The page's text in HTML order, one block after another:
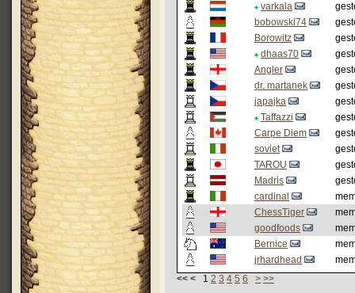
varkala
bobowski74
Borowitz
dhaas70
Angler
dr. martanek
japajka
Taffazzi
Carpe Diem
soviet
TAROU
Madris
cardinal
ChessTiger
goodfoods
Bernice
jrhardhead
<< < 1 2 3 4 5 6 > >>